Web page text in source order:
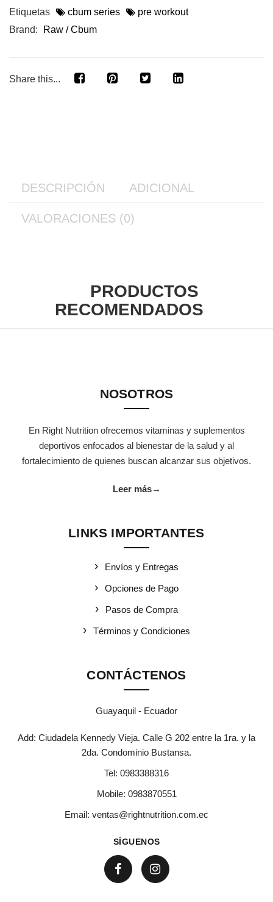
Etiquetas
cbum series
pre workout
Brand:
Raw / Cbum
Share this...
DESCRIPCIÓN ADICIONAL
VALORACIONES (0)
PRODUCTOS
RECOMENDADOS
NOSOTROS
En Right Nutrition ofrecemos vitaminas y suplementos
deportivos enfocados al bienestar de la salud y al
fortalecimiento de quienes buscan alcanzar sus objetivos.
Leer más→
LINKS IMPORTANTES
Envíos y Entregas
Opciones de Pago
Pasos de Compra
Términos y Condiciones
CONTÁCTENOS
Guayaquil - Ecuador
Add: Ciudadela Kennedy Vieja. Calle G 202 entre la 1ra. y la
2da. Condominio Bustansa.
Tel: 0983388316
Mobile: 0983870551
Email: ventas@rightnutrition.com.ec
SÍGUENOS